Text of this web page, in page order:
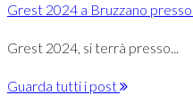
Grest 2024 a Bruzzano presso
Grest 2024, si terrà presso...
Guarda tutti i post